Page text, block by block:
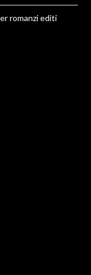
romanzi editi